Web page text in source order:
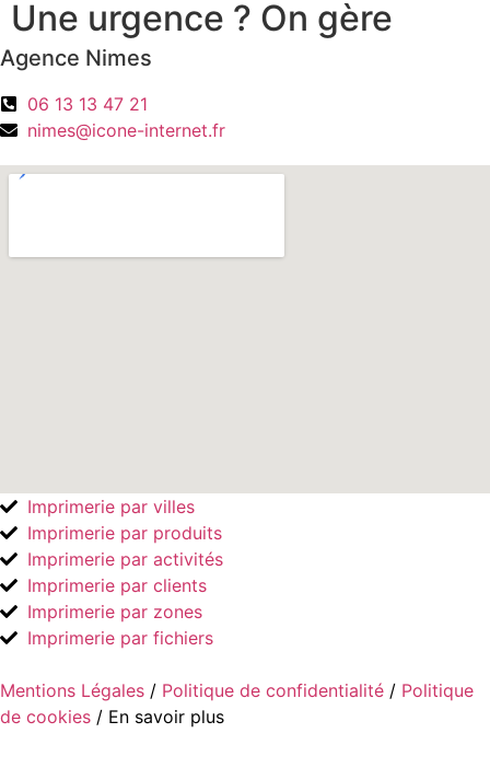
Une urgence ? On gère
Agence Nimes
06 13 13 47 21
nimes@icone-internet.fr
Imprimerie par villes
Imprimerie par produits
Imprimerie par activités
Imprimerie par clients
Imprimerie par zones
Imprimerie par fichiers
Mentions Légales / Politique de confidentialité / Politique
de cookies / En savoir plus